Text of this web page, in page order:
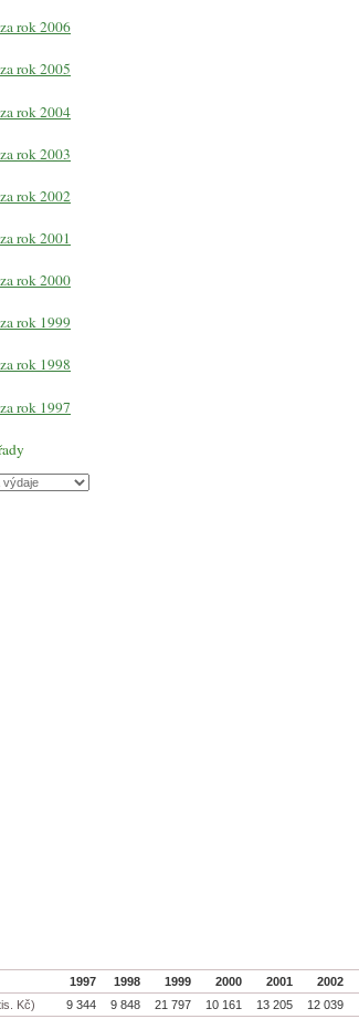
rok 2006
rok 2005
rok 2004
rok 2003
rok 2002
rok 2001
rok 2000
rok 1999
rok 1998
rok 1997
1997 1998 1999 2000 2001 2002
Kč)
9 344 9 848 21 797 10 161 13 205 12 039